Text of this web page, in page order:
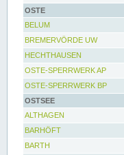
OSTE
BELUM
BREMERVÖRDE UW
HECHTHAUSEN
OSTE-SPERRWERK AP
OSTE-SPERRWERK BP
OSTSEE
ALTHAGEN
BARHÖFT
BARTH